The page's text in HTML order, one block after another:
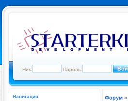
Ник: Пароль:
Навигация Форум »